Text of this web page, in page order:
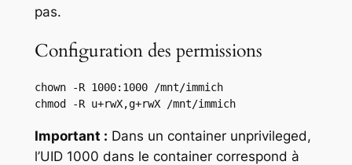
pas.
Configuration des permissions
chown -R 1000:1000 /mnt/immich
chmod -R u+rwX,g+rwX /mnt/immich
Important : Dans un container unprivileged,
l’UID 1000 dans le container correspond à